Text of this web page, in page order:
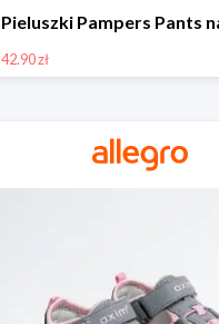
42.90 zł